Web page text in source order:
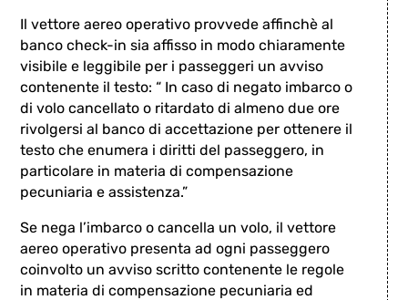
Il vettore aereo operativo provvede affinchè al
banco check-in sia affisso in modo chiaramente
visibile e leggibile per i passeggeri un avviso
contenente il testo: “ In caso di negato imbarco o
di volo cancellato o ritardato di almeno due ore
rivolgersi al banco di accettazione per ottenere il
testo che enumera i diritti del passeggero, in
particolare in materia di compensazione
pecuniaria e assistenza.”
Se nega l’imbarco o cancella un volo, il vettore
aereo operativo presenta ad ogni passeggero
coinvolto un avviso scritto contenente le regole
in materia di compensazione pecuniaria ed